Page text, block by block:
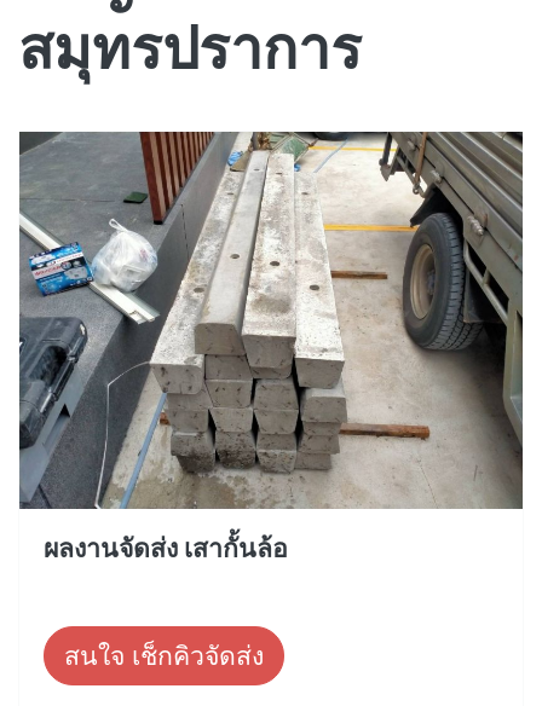
สมุทรปราการ
ผลงานจัดส่ง เสากั้นล้อ
สนใจ เช็กคิวจัดส่ง